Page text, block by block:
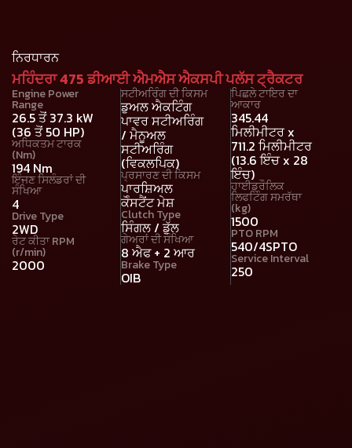
ਨਿਰਧਾਰਨ
ਮਹਿੰਦਰਾ 475 ਡੀਆਈ ਐਮਐਸ ਐਕਸਪੀ ਪਲੱਸ ਟ੍ਰੈਕਟਰ
Engine Power
Range
26.5 ਤੋਂ 37.3 kW
(36 ਤੋਂ 50 HP)
ਅਧਿਕਤਮ ਟਾਰਕ
(Nm)
194 Nm
ਇੰਜਣ ਸਿਲੰਡਰਾਂ ਦੀ
ਸੰਖਿਆ
4
Drive Type
2WD
ਰੇਟ ਕੀਤਾ RPM
(r/min)
2000
ਸਟੀਅਰਿੰਗ ਦੀ ਕਿਸਮ
ਡੁਅਲ ਐਕਟਿੰਗ
ਪਾਵਰ ਸਟੀਅਰਿੰਗ
/ ਮੈਨੂਅਲ
ਸਟੀਅਰਿੰਗ
(ਵਿਕਲਪਿਕ)
ਪ੍ਰਸਾਰਣ ਦੀ ਕਿਸਮ
ਪਾਰਸ਼ਿਅਲ
ਕੋੰਸਟੈਂਟ ਮੇਸ਼
Clutch Type
ਸਿੰਗਲ / ਡੁੱਲ
ਗੇਅਰਾਂ ਦੀ ਸੰਖਿਆ
8 ਐਫ + 2 ਆਰ
Brake Type
OIB
ਪਿਛਲੇ ਟਾਇਰ ਦਾ
ਆਕਾਰ
345.44
ਮਿਲੀਮੀਟਰ x
711.2 ਮਿਲੀਮੀਟਰ
(13.6 ਇੰਚ x 28
ਇੰਚ)
ਹਾਈਡ੍ਰੌਲਿਕ
ਲਿਫਟਿੰਗ ਸਮਰੱਥਾ
(kg)
1500
PTO RPM
540/4SPTO
Service Interval
250